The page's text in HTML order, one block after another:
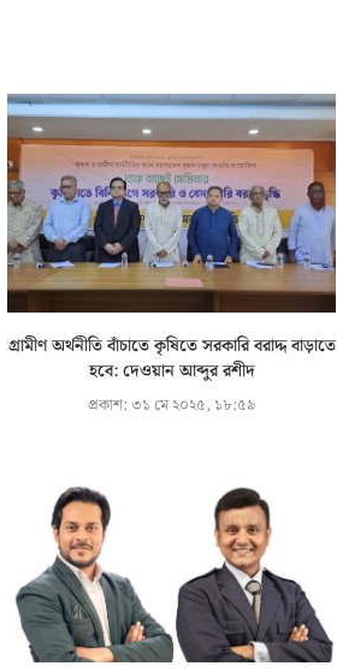
গ্রামীণ অর্থনীতি বাঁচাতে কৃষিতে সরকারি বরাদ্দ বাড়াতে
হবে: দেওয়ান আব্দুর রশীদ
প্রকাশ:৩১ মে ২০২৫, ১৮:৫৯